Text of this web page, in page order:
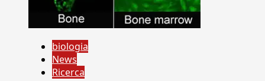
biologia
News
Ricerca